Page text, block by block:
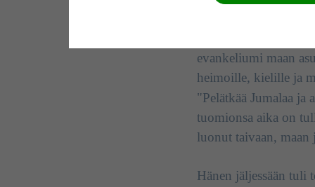
evankeliumi maan
heimoille, kielille ja
"Pelätkää Jumalaa ja
tuomionsa aika on
luonut taivaan, maan
Hänen jäljessään